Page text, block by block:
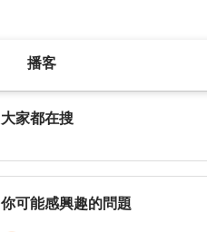
播客
大家都在搜
你可能感興趣的問題